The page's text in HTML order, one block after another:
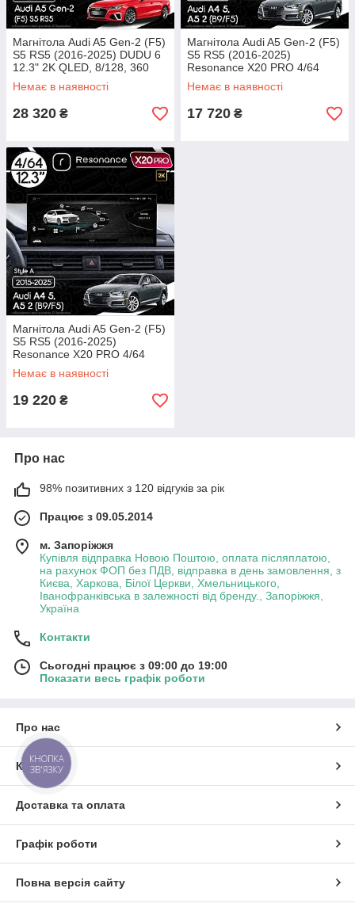
Магнітола Audi A5 Gen-2 (F5)
S5 RS5 (2016-2025) DUDU 6
12.3" 2K QLED, 8/128, 360
(Style C)
Немає в наявності
28 320 ₴
Магнітола Audi A5 Gen-2 (F5)
S5 RS5 (2016-2025)
Resonance X20 PRO 4/64
10.33" QLED (BMW Style)
Немає в наявності
17 720 ₴
Магнітола Audi A5 Gen-2 (F5)
S5 RS5 (2016-2025)
Resonance X20 PRO 4/64
12.3" 2K QLED (Audi Style)
Немає в наявності
19 220 ₴
Про нас
98% позитивних з 120 відгуків за рік
Працює з 09.05.2014
м. Запоріжжя
Купівля відправка Новою Поштою, оплата післяплатою,
на рахунок ФОП без ПДВ, відправка в день замовлення, з
Києва, Харкова, Білої Церкви, Хмельницького,
Іванофранківська в залежності від бренду., Запоріжжя,
Україна
Контакти
Сьогодні працює з 09:00 до 19:00
Показати весь графік роботи
Про нас
Контакти
Доставка та оплата
Графік роботи
Повна версія сайту
КНОПКА
ЗВ'ЯЗКУ